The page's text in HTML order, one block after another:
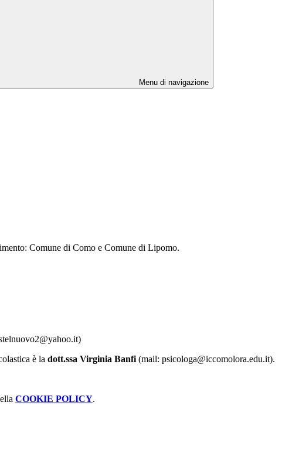
Menu di navigazione
Comune di Como e Comune di Lipomo.
è la dott.ssa Virginia Banfi (mail: psicologa@iccomolora.edu.it).
COOKIE POLICY.